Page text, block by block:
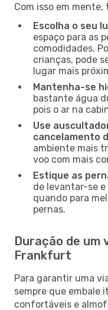
Com isso em
Escolha o seu
espaço para as
comodidades.
crianças, pode
lugar mais
Mantenha-se
bastante água
pois o ar na
Use
cancelamento
ambiente mais
voo com mais
Estique as
de levantar-se e
quando para
pernas.
Duração de um
Frankfurt
Para garantir uma
sempre que embale
confortáveis e